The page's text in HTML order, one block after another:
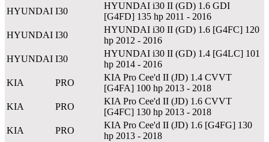
HYUNDAI I30
HYUNDAI i30 II (GD) 1.6 GDI
[G4FD] 135 hp 2011 - 2016
HYUNDAI I30
HYUNDAI i30 II (GD) 1.6 [G4FC] 120
hp 2012 - 2016
HYUNDAI I30
HYUNDAI i30 II (GD) 1.4 [G4LC] 101
hp 2014 - 2016
KIA
PRO
KIA Pro Cee'd II (JD) 1.4 CVVT
[G4FA] 100 hp 2013 - 2018
KIA
PRO
KIA Pro Cee'd II (JD) 1.6 CVVT
[G4FC] 130 hp 2013 - 2018
KIA
PRO
KIA Pro Cee'd II (JD) 1.6 [G4FG] 130
hp 2013 - 2018